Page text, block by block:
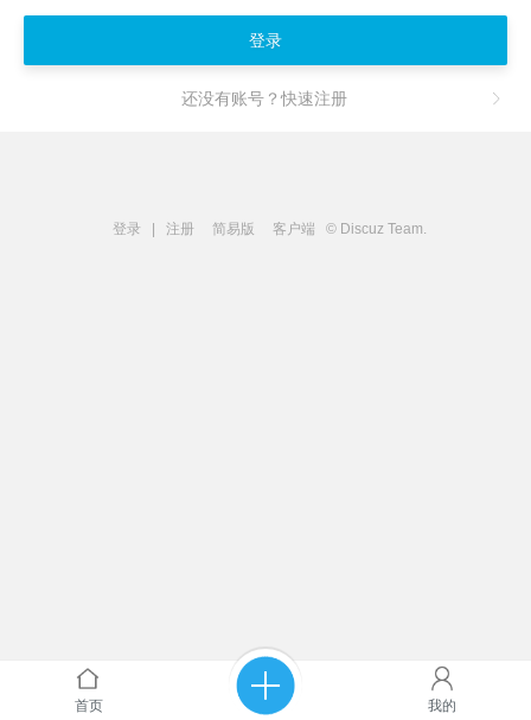
登录
还没有账号？快速注册
登录 注册 简易版 客户端 © Discuz Team.
首页 我的